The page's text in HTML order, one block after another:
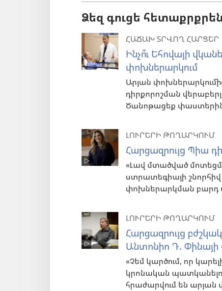
Ձեզ գուցե հետաքրքրեն
ՀԱՃԱԽ ՏՐՎՈՂ ՀԱՐՑԵՐ
Ինչո՞ւ Եհովայի
փոխներարկում
Արյան
դիրքորոշման
Ծանոթացեք
ԼՈՒՐԵՐԻ ԹՈՂԱՐԿՈՒՄ
Հարցազրույց Պիա
«Լավ մտածված
ստրատեգիայի
փոխներարկման բարդ
ԼՈՒՐԵՐԻ ԹՈՂԱՐԿՈՒՄ
Հարցազրույց
Անտոնիո Դ. Փինայի
«Չեմ կարծում, որ
կրոնական
հրաժարվում են արյան